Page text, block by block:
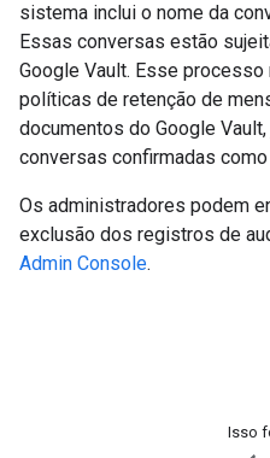
sistema inclui o nome da
Essas conversas estão
Google Vault. Esse
políticas de retenção de
documentos do Google
conversas confirmadas
Os administradores podem
exclusão dos registros de
Admin Console.
Isso